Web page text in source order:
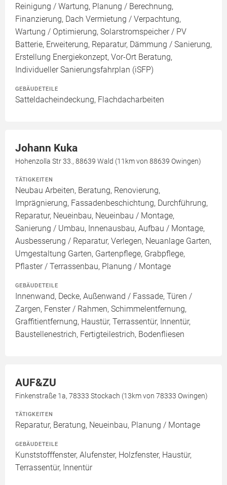
Reinigung / Wartung, Planung / Berechnung,
Finanzierung, Dach Vermietung / Verpachtung,
Wartung / Optimierung, Solarstromspeicher / PV
Batterie, Erweiterung, Reparatur, Dämmung / Sanierung,
Erstellung Energiekonzept, Vor-Ort Beratung,
Individueller Sanierungsfahrplan (iSFP)
GEBÄUDETEILE
Satteldacheindeckung, Flachdacharbeiten
Johann Kuka
Hohenzolla Str 33., 88639 Wald (11km von 88639 Owingen)
TÄTIGKEITEN
Neubau Arbeiten, Beratung, Renovierung,
Imprägnierung, Fassadenbeschichtung, Durchführung,
Reparatur, Neueinbau, Neueinbau / Montage,
Sanierung / Umbau, Innenausbau, Aufbau / Montage,
Ausbesserung / Reparatur, Verlegen, Neuanlage Garten,
Umgestaltung Garten, Gartenpflege, Grabpflege,
Pflaster / Terrassenbau, Planung / Montage
GEBÄUDETEILE
Innenwand, Decke, Außenwand / Fassade, Türen /
Zargen, Fenster / Rahmen, Schimmelentfernung,
Graffitientfernung, Haustür, Terrassentür, Innentür,
Baustellenestrich, Fertigteilestrich, Bodenfliesen
AUF&ZU
Finkenstraße 1a, 78333 Stockach (13km von 78333 Owingen)
TÄTIGKEITEN
Reparatur, Beratung, Neueinbau, Planung / Montage
GEBÄUDETEILE
Kunststofffenster, Alufenster, Holzfenster, Haustür,
Terrassentür, Innentür